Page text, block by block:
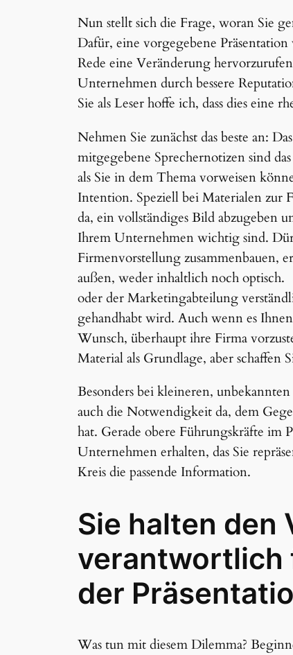
Nun stellt sich die Frage, woran Sie
Dafür, eine vorgegebene
Rede eine Veränderung
Unternehmen durch bessere
Sie als Leser hoffe ich, dass dies eine
Nehmen Sie zunächst das beste an:
mitgegebene Sprechernotizen sind
als Sie in dem Thema vorweisen
Intention. Speziell bei Materialen zur
da, ein vollständiges Bild abzugeben
Ihrem Unternehmen wichtig sind.
Firmenvorstellung zusammenbauen,
außen, weder inhaltlich noch optisch.
oder der Marketingabteilung
gehandhabt wird. Auch wenn es
Wunsch, überhaupt ihre Firma
Material als Grundlage, aber schaffen
Besonders bei kleineren,
auch die Notwendigkeit da, dem
hat. Gerade obere Führungskräfte im
Unternehmen erhalten, das Sie
Kreis die passende Information.
Sie halten den
verantwortlich
der
Was tun mit diesem Dilemma?